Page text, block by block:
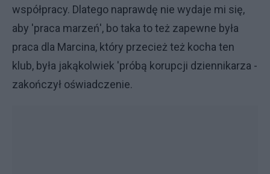
współpracy. Dlatego naprawdę nie wydaje mi się,
aby 'praca marzeń', bo taka to też zapewne była
praca dla Marcina, który przecież też kocha ten
klub, była jakąkolwiek 'próbą korupcji dziennikarza -
zakończył oświadczenie.